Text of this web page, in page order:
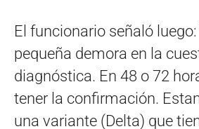
El funcionario señaló luego:
pequeña demora en la
diagnóstica. En 48 o 72
tener la confirmación.
una variante (Delta) que